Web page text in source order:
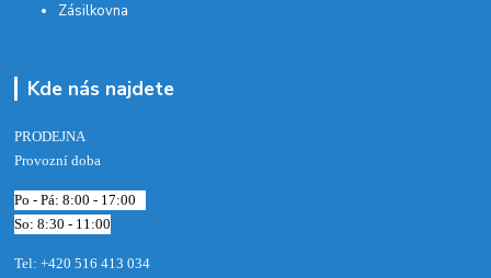
Zásilkovna
Kde nás najdete
PRODEJNA
Provozní doba
Po - Pá: 8:00 - 17:00
So: 8:30 - 11:00
Tel: +420 516 413 034‬